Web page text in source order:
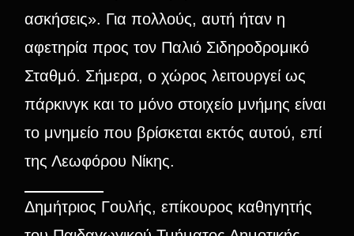
ασκήσεις». Για πολλούς, αυτή ήταν η
αφετηρία προς τον Παλιό Σιδηροδρομικό
Σταθμό. Σήμερα, ο χώρος λειτουργεί ως
πάρκινγκ και το μόνο στοιχείο μνήμης είναι
το μνημείο που βρίσκεται εκτός αυτού, επί
της Λεωφόρου Νίκης.
Δημήτριος Γουλής, επίκουρος καθηγητής